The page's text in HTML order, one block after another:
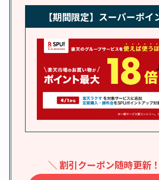
れの口
しまむ
の料金は
半額にな
つ？激安
販も調査
karseell
売店も
【期間限定】スーパーポイ
＼ 割引クーポン随時更新